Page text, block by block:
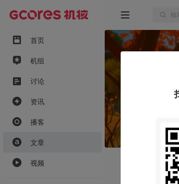
首页
机组
讨论
资讯
播客
文章
视频